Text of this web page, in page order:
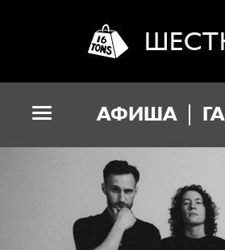
АФИША